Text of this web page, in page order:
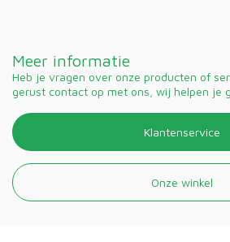
Meer informatie
Heb je vragen over onze producten of
gerust contact op met ons, wij helpen je
Klantenservice
Onze winkel